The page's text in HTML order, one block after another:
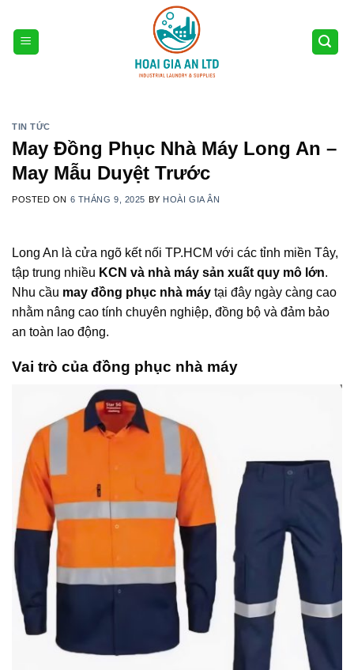
content
TIN TỨC
May Đồng Phục Nhà Máy Long An –
May Mẫu Duyệt Trước
POSTED ON 6 THÁNG 9, 2025 BY HOÀI GIA ÂN
Long An là cửa ngõ kết nối TP.HCM với các tỉnh miền Tây,
tập trung nhiều KCN và nhà máy sản xuất quy mô lớn.
Nhu cầu may đồng phục nhà máy tại đây ngày càng cao
nhằm nâng cao tính chuyên nghiệp, đồng bộ và đảm bảo
an toàn lao động.
Vai trò của đồng phục nhà máy